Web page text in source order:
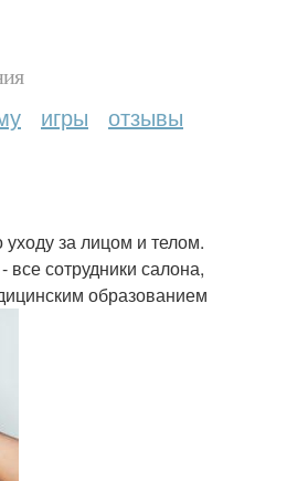
игры отзывы
за лицом и телом.
сотрудники салона,
образованием